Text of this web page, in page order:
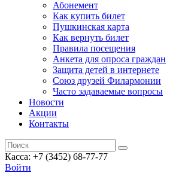
Абонемент
Как купить билет
Пушкинская карта
Как вернуть билет
Правила посещения
Анкета для опроса граждан
Защита детей в интернете
Союз друзей Филармонии
Часто задаваемые вопросы
Новости
Акции
Контакты
Касса: +7 (3452) 68-77-77
Войти